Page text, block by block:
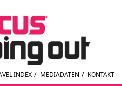
INDEX / MEDIADATEN / KONTAKT